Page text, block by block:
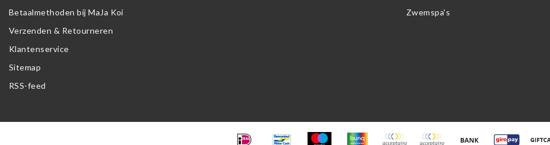
Betaalmethoden bij MaJa Koi
Verzenden & Retourneren
Klantenservice
Sitemap
RSS-feed
Zwemspa's